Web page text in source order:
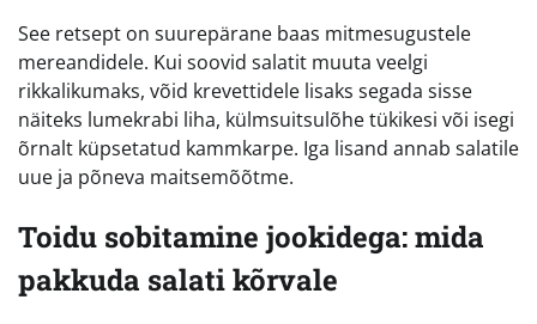
See retsept on suurepärane baas mitmesugustele
mereandidele. Kui soovid salatit muuta veelgi
rikkalikumaks, võid krevettidele lisaks segada sisse
näiteks lumekrabi liha, külmsuitsulõhe tükikesi või isegi
õrnalt küpsetatud kammkarpe. Iga lisand annab salatile
uue ja põneva maitsemõõtme.
Toidu sobitamine jookidega: mida
pakkuda salati kõrvale